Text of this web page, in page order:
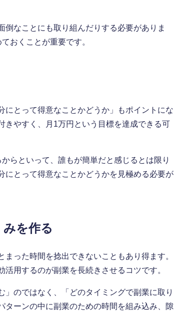
なことにも取り組んだりする必要がありま
おくことが重要です。
とって得意なことかどうか」もポイントにな
きやすく、月1万円という目標を達成できる可
らといって、誰もが簡単だと感じるとは限り
にとって得意なことかどうかを見極める必要が
を作る
った時間を捻出できないこともあり得ます。
用するのが副業を長続きさせるコツです。
のではなく、「どのタイミングで副業に取り
ターンの中に副業のための時間を組み込み、隙